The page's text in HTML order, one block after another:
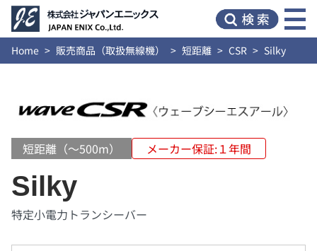
Home 販売商品（取扱無線機） 短距離 CSR Silky
短距離（～500m） メーカー保証:１年間
Silky
特定小電力トランシーバー